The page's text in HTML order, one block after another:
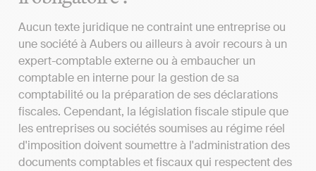
Aucun texte juridique ne contraint une entreprise ou
une société à Aubers ou ailleurs à avoir recours à un
expert-comptable externe ou à embaucher un
comptable en interne pour la gestion de sa
comptabilité ou la préparation de ses déclarations
fiscales. Cependant, la législation fiscale stipule que
les entreprises ou sociétés soumises au régime réel
d'imposition doivent soumettre à l'administration des
documents comptables et fiscaux qui respectent des